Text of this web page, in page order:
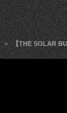
> 【THE SOLAR